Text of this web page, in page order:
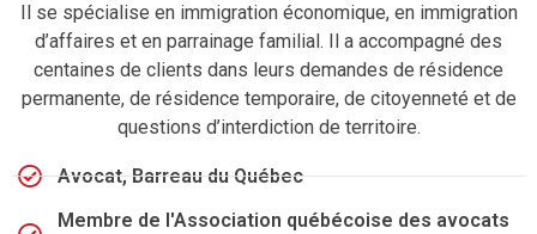
Il se spécialise en immigration économique, en immigration
d’affaires et en parrainage familial. Il a accompagné des
centaines de clients dans leurs demandes de résidence
permanente, de résidence temporaire, de citoyenneté et de
questions d’interdiction de territoire.
Avocat, Barreau du Québec
Membre de l'Association québécoise des avocats